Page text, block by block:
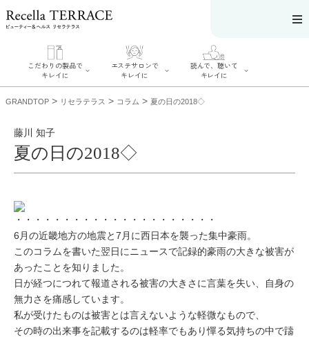
こだわりの製品で
キレイに
SERIES#01 私た
SERIES#02 水へ
のこだわり
SERIES#03 無
添加化粧品につ
いて
エステサロンで
キレイに
肌改善のプロが
いるサロンを探
す
リフティング認
肌改善のプロと
は？
読んで、聴いて
キレイに
読んで、聴いてキ
糖質制限レシピ
一覧
奥迫協子スペシ
ャルコンテンツ
お悩みから記事
ニキビ 日焼け 首
のしわ 敏感肌 た
ミューズへの伝
言
コラム
GRANDTOP > リセラテラス > コラム > 夏の日の2018◇
藤川 知子
夏の日の2018◇
・・・・・・・・・・・・・・・・・・・・・
6月の近畿地方の地震と7月に西日本を襲った集中豪雨。
このコラムを書いた翌日にニュースで記録的豪雨の大きな被害が
あったことを知りました。
日が経つにつれて報道される被害の大きさに言葉を失い、自身の
無力さを痛感しています。
私が受けたものは被害とは言えないような軽微なもので、
その時の出来事を記載するのは軽率でもあり憚る気持ちの中で躊